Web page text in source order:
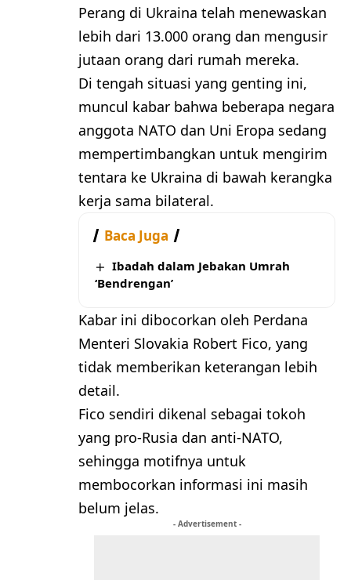
Perang di Ukraina telah menewaskan
lebih dari 13.000 orang dan mengusir
jutaan orang dari rumah mereka.
Di tengah situasi yang genting ini,
muncul kabar bahwa beberapa negara
anggota NATO dan Uni Eropa sedang
mempertimbangkan untuk mengirim
tentara ke Ukraina di bawah kerangka
kerja sama bilateral.
Baca Juga
Ibadah dalam Jebakan Umrah
‘Bendrengan’
Kabar ini dibocorkan oleh Perdana
Menteri Slovakia Robert Fico, yang
tidak memberikan keterangan lebih
detail.
Fico sendiri dikenal sebagai tokoh
yang pro-Rusia dan anti-NATO,
sehingga motifnya untuk
membocorkan informasi ini masih
belum jelas.
- Advertisement -